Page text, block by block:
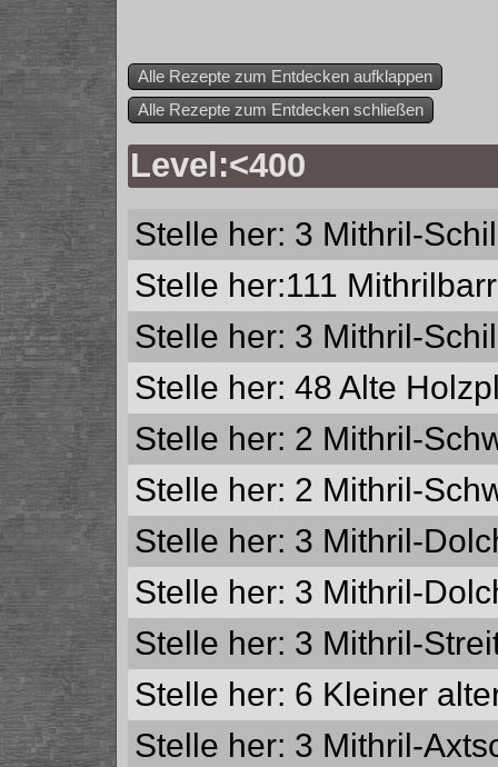
Alle Rezepte zum Entdecken aufklappen
Alle Rezepte zum Entdecken schließen
Level:<400
Stelle her: 3 Mithril-
Stelle her:111
Stelle her: 3 Mithril-
Stelle her: 48 Alte
Stelle her: 2 Mithril-
Stelle her: 2 Mithril-
Stelle her: 3 Mithril-
Stelle her: 3 Mithril-
Stelle her: 3 Mithril-
Stelle her: 6 Kleiner
Stelle her: 3 Mithril-